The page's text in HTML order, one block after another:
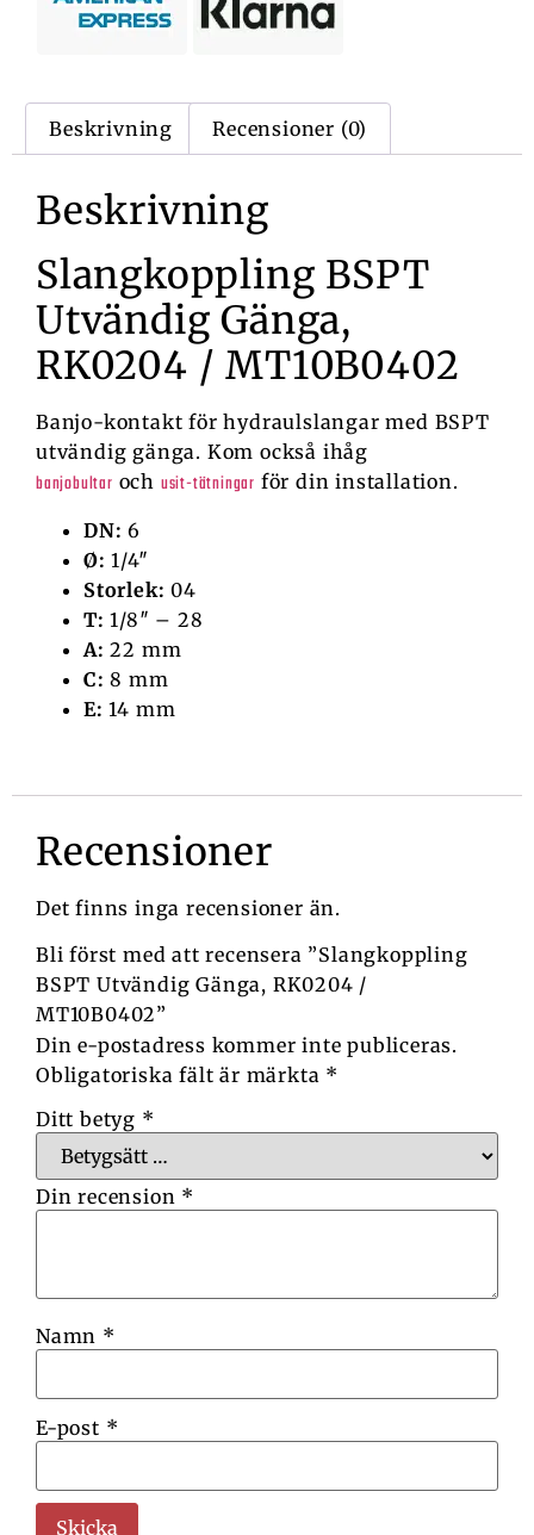
Beskrivning Recensioner (0)
Beskrivning
Slangkoppling BSPT
Utvändig Gänga,
RK0204 / MT10B0402
Banjo-kontakt för hydraulslangar med BSPT
utvändig gänga. Kom också ihåg
banjobultar och usit-tätningar för din installation.
DN: 6
Ø: 1/4″
Storlek: 04
T: 1/8″ – 28
A: 22 mm
C: 8 mm
E: 14 mm
Recensioner
Det finns inga recensioner än.
Bli först med att recensera ”Slangkoppling
BSPT Utvändig Gänga, RK0204 /
MT10B0402”
Din e-postadress kommer inte publiceras.
Obligatoriska fält är märkta *
Ditt betyg *
Din recension *
Namn *
E-post *